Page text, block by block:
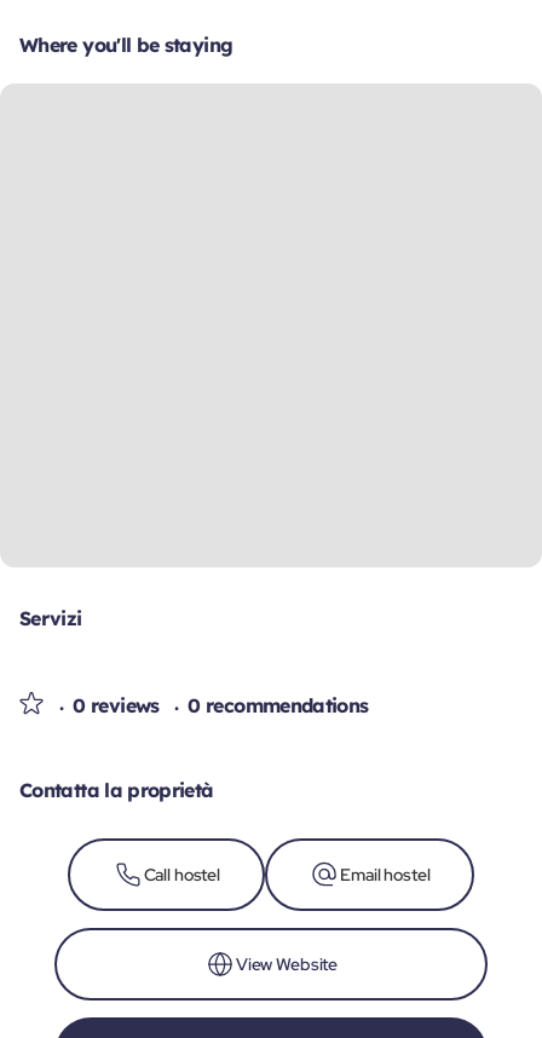
Where you'll be staying
Servizi
0 reviews 0 recommendations
Contatta la proprietà
Call hostel Email hostel
View Website